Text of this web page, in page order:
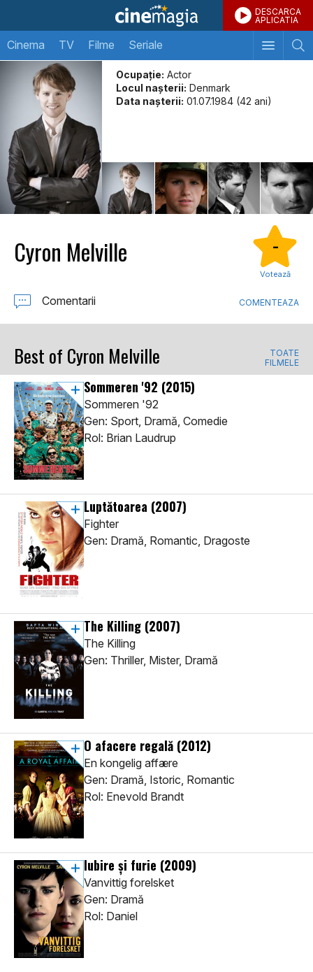
DESCARCA
APLICATIA
Cinema TV Filme Seriale
Ocupație: Actor
Locul naşterii: Denmark
Data naşterii: 01.07.1984 (42 ani)
Cyron Melville -
Votează
Comentarii COMENTEAZA
Best of Cyron Melville
TOATE
FILMELE
Sommeren '92 (2015)
Sommeren '92
Gen: Sport, Dramă, Comedie
Rol: Brian Laudrup
Luptătoarea (2007)
Fighter
Gen: Dramă, Romantic, Dragoste
The Killing (2007)
The Killing
Gen: Thriller, Mister, Dramă
O afacere regală (2012)
En kongelig affære
Gen: Dramă, Istoric, Romantic
Rol: Enevold Brandt
Iubire și furie (2009)
Vanvittig forelsket
Gen: Dramă
Rol: Daniel